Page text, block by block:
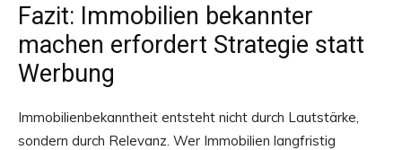
Fazit: Immobilien bekannter
machen erfordert Strategie statt
Werbung
Immobilienbekanntheit entsteht nicht durch Lautstärke,
sondern durch Relevanz. Wer Immobilien langfristig